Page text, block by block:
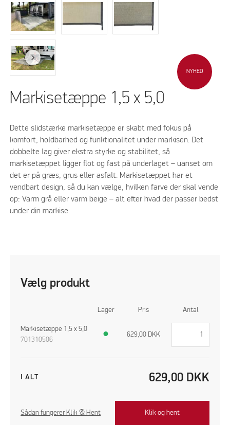
NYHED
Markisetæppe 1,5 x 5,0
Dette slidstærke markisetæppe er skabt med fokus på
komfort, holdbarhed og funktionalitet under markisen. Det
dobbelte lag giver ekstra styrke og stabilitet, så
markisetæppet ligger flot og fast på underlaget – uanset om
det er på græs, grus eller asfalt. Markisetæppet har et
vendbart design, så du kan vælge, hvilken farve der skal vende
op: Varm grå eller varm beige – alt efter hvad der passer bedst
under din markise.
Vælg produkt
Lager Pris Antal
Markisetæppe 1,5 x 5,0
701310506
● 629,00 DKK
I ALT 629,00 DKK
Sådan fungerer Klik & Hent Klik og hent